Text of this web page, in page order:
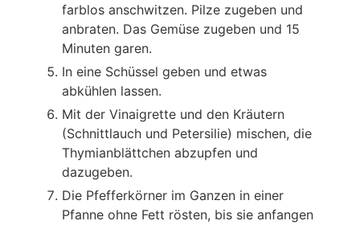
farblos anschwitzen. Pilze zugeben und
anbraten. Das Gemüse zugeben und 15
Minuten garen.
In eine Schüssel geben und etwas
abkühlen lassen.
Mit der Vinaigrette und den Kräutern
(Schnittlauch und Petersilie) mischen, die
Thymianblättchen abzupfen und
dazugeben.
Die Pfefferkörner im Ganzen in einer
Pfanne ohne Fett rösten, bis sie anfangen